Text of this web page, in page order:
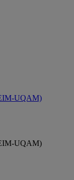
UQAM)
UQAM)